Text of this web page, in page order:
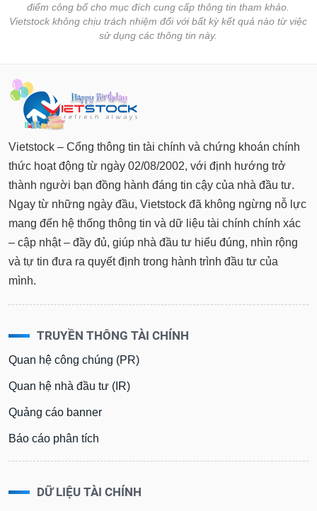
điểm công bố cho mục đích cung cấp thông tin tham khảo.
Vietstock không chịu trách nhiệm đối với bất kỳ kết quả nào từ việc
sử dụng các thông tin này.
Vietstock – Cổng thông tin tài chính và chứng khoán chính
thức hoạt động từ ngày 02/08/2002, với định hướng trở
thành người bạn đồng hành đáng tin cậy của nhà đầu tư.
Ngay từ những ngày đầu, Vietstock đã không ngừng nỗ lực
mang đến hệ thống thông tin và dữ liệu tài chính chính xác
– cập nhật – đầy đủ, giúp nhà đầu tư hiểu đúng, nhìn rộng
và tự tin đưa ra quyết định trong hành trình đầu tư của
mình.
TRUYỀN THÔNG TÀI CHÍNH
Quan hệ công chúng (PR)
Quan hệ nhà đầu tư (IR)
Quảng cáo banner
Báo cáo phân tích
DỮ LIỆU TÀI CHÍNH